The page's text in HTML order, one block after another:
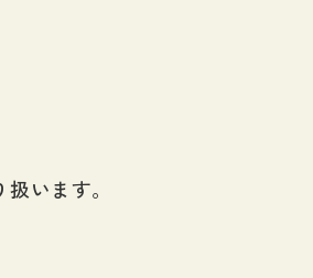
います。